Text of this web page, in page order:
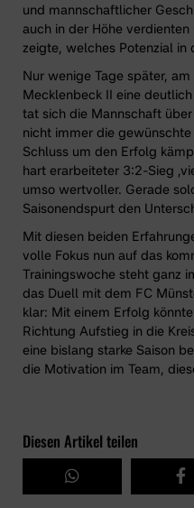
und mannschaftlicher
auch in der Höhe
zeigte, welches Potenzial in
Nur wenige Tage später,
Mecklenbeck II eine
tat sich die Mannschaft
nicht immer die
Schluss um den Erfolg
hart erarbeiteter 3:2-Sieg
umso wertvoller. Gerade
Saisonendspurt den
Mit diesen beiden
volle Fokus nun auf das
Trainingswoche steht ganz
das Duell mit dem FC
klar: Mit einem Erfolg
Richtung Aufstieg in die
eine bislang starke Saison
die Motivation im Team,
Diesen Artikel teilen